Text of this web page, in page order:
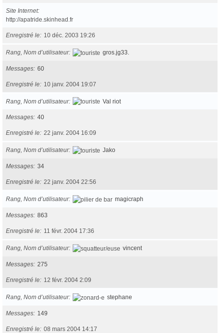
Site Internet
http://apatride.skinhead.fr
Enregistré le 10 déc. 2003 19:26
Rang, Nom d’utilisateur gros.jg33.
Messages 60
Enregistré le 10 janv. 2004 19:07
Rang, Nom d’utilisateur Val riot
Messages 40
Enregistré le 22 janv. 2004 16:09
Rang, Nom d’utilisateur Jako
Messages 34
Enregistré le 22 janv. 2004 22:56
Rang, Nom d’utilisateur magicraph
Messages 863
Enregistré le 11 févr. 2004 17:36
Rang, Nom d’utilisateur vincent
Messages 275
Enregistré le 12 févr. 2004 2:09
Rang, Nom d’utilisateur stephane
Messages 149
Enregistré le 08 mars 2004 14:17